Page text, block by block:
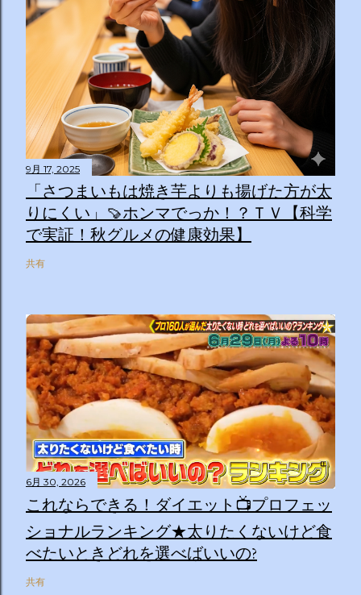
9月 17, 2025
「さつまいもは焼き芋よりも揚げた方が太
りにくい」🍠ホンマでっか！？ＴＶ【科学
で実証！秋グルメの健康効果】
共有
6月 30, 2026
これならできる！ダイエット📺プロフェッ
ショナルランキング★太りたくないけど食
べたいときどれを選べばいいの?
共有